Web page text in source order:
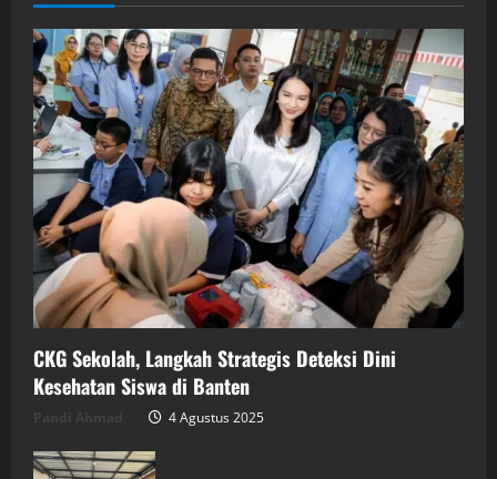
CKG Sekolah, Langkah Strategis Deteksi Dini
Kesehatan Siswa di Banten
4 Agustus 2025